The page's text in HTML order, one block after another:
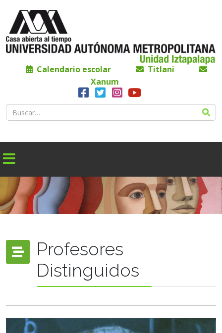
Calendario escolar
Titlani
Xanum
Profesores
Distinguidos